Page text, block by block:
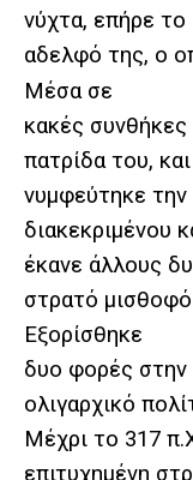
νύχτα, επήρε
αδελφό της, ο
Μέσα σε
κακές
πατρίδα του,
νυμφεύτηκε
διακεκριμένου
έκανε άλλους
στρατό
Εξορίσθηκε
δυο φορές στην
ολιγαρχικό
Μέχρι το 317
επιτυχημένη